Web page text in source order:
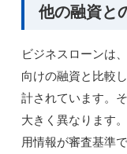
他の融資と
ビジネスローンは
向けの融資と比較
計されています。
大きく異なります
用情報が審査基準